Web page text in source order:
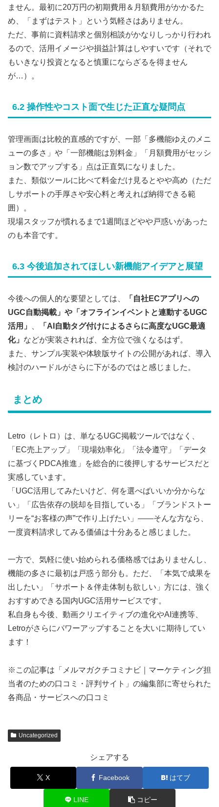
ません。最初に20万円の初期費用＆月額費用がかかるた
め、「まずはテスト」という気軽さはありません。
ただ、事前に資料請求と個別相談がかなりしっかり行われ
るので、活用イメージや損益計算はしやすいです（それで
もいきなり投資となると慎重にならざるを得ません
が…）。
6.2 操作性やコスト面で生じた正直な疑問点
管理画面は比較的直感的ですが、一部「多機能ゆえのメニ
ューの多さ」や「一部機能は別料金」「月額費用がセッシ
ョン数でアップする」点は正直気になりました。
また、類似ツールに比べて料金だけ見るとやや高め（ただ
しサポートの手厚さや安心料と考えれば納得できる範
囲）。
現場スタッフが慣れるまで1週間ほどやや戸惑いがあった
のも本音です。
6.3 今後追加されてほしい新機能アイデアと展望
今後への個人的な要望としては、
「自社ECアプリへの
UGC自動掲載」や「オフラインイベントと連動するUGC
活用」
「AI自動タグ付けによるさらに高度なUGC最適
化」 などが実装されれば、全方位で強くなるはず。
また、サンプル実装や体験版サイトの公開があれば、導入
検討のハードルがさらに下がるのではと感じました。
まとめ
Letro（レトロ）は、単なるUGC掲載ツールではなく、
「EC売上アップ」「現場効率化」「法令遵守」「データ
に基づくPDCA推進」を総合的に後押しするサービスだと
実感しています。
「UGC活用してみたいけど、何を選べばいいか分からな
い」「広告依存の脱却を目指している」「ブランドストー
リーを“お客様の声”で作り上げたい」――そんな方なら、
一度資料請求してみる価値は十分あると感じました。
一方で、気軽に使い始められる価格感ではありませんし、
機能の多さに最初は戸惑う部分も。ただ、「本気で成果を
出したい」「サポート＆伴走体制も欲しい」方には、強く
おすすめできる国内UGC活用サービスです。
私自身も今後、動画クリエイティブの進化やAI連携等、
Letroがさらにパワーアップすることを大いに期待してい
ます！
※この記事は「メルマガクチコミナビ｜マーケティング担
当者のための口コミ・評判サイト」の編集部に寄せられた
各商品・サービスへの口コミ
Uncategorized
シェアする
X Facebook はてブ
LINE コピー